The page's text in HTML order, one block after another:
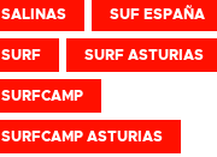
SALINAS SUF ESPAÑA
SURF SURF ASTURIAS
SURFCAMP
SURFCAMP ASTURIAS